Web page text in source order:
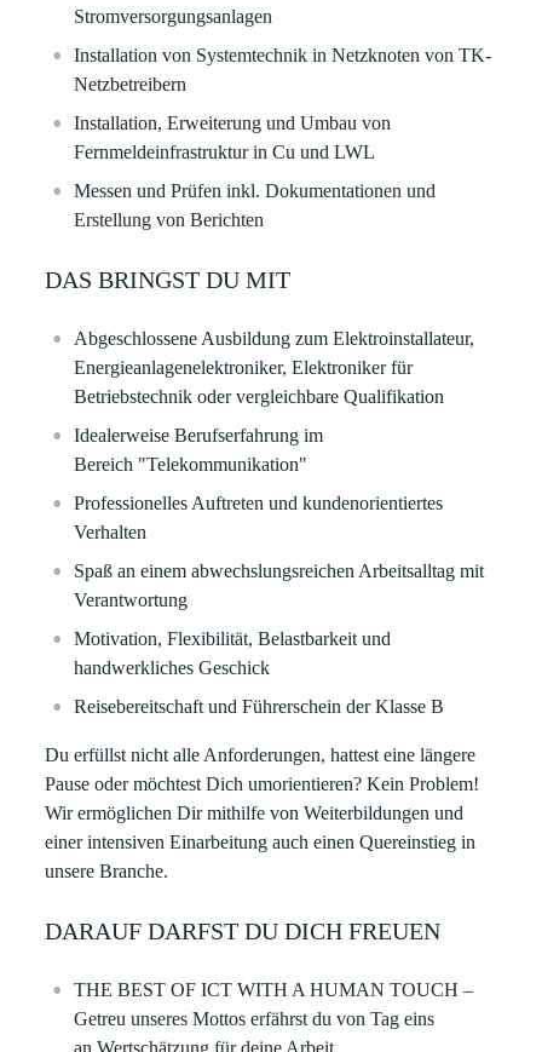
Stromversorgungsanlagen
Installation von Systemtechnik in Netzknoten von TK-
Netzbetreibern
Installation, Erweiterung und Umbau von
Fernmeldeinfrastruktur in Cu und LWL
Messen und Prüfen inkl. Dokumentationen und
Erstellung von Berichten
DAS BRINGST DU MIT
Abgeschlossene Ausbildung zum Elektroinstallateur,
Energieanlagenelektroniker, Elektroniker für
Betriebstechnik oder vergleichbare Qualifikation
Idealerweise Berufserfahrung im
Bereich "Telekommunikation"
Professionelles Auftreten und kundenorientiertes
Verhalten
Spaß an einem abwechslungsreichen Arbeitsalltag mit
Verantwortung
Motivation, Flexibilität, Belastbarkeit und
handwerkliches Geschick
Reisebereitschaft und Führerschein der Klasse B
Du erfüllst nicht alle Anforderungen, hattest eine längere
Pause oder möchtest Dich umorientieren? Kein Problem!
Wir ermöglichen Dir mithilfe von Weiterbildungen und
einer intensiven Einarbeitung auch einen Quereinstieg in
unsere Branche.
DARAUF DARFST DU DICH FREUEN
THE BEST OF ICT WITH A HUMAN TOUCH –
Getreu unseres Mottos erfährst du von Tag eins
an Wertschätzung für deine Arbeit. ​